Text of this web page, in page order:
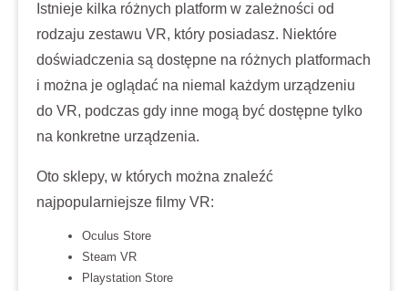
Istnieje kilka różnych platform w zależności od
rodzaju zestawu VR, który posiadasz. Niektóre
doświadczenia są dostępne na różnych platformach
i można je oglądać na niemal każdym urządzeniu
do VR, podczas gdy inne mogą być dostępne tylko
na konkretne urządzenia.
Oto sklepy, w których można znaleźć
najpopularniejsze filmy VR:
Oculus Store
Steam VR
Playstation Store